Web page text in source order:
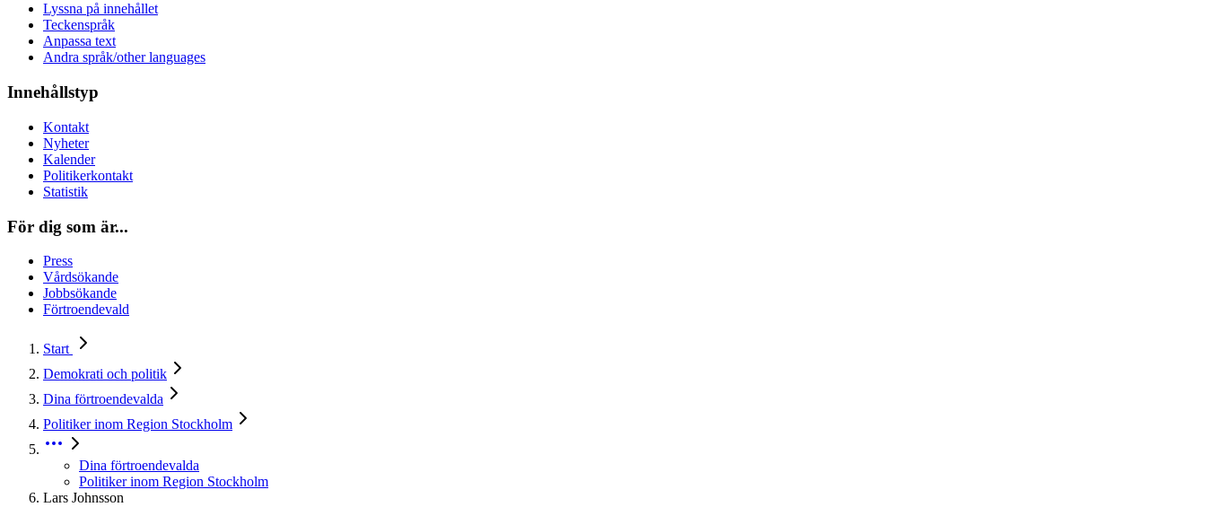
Lyssna på innehållet
Teckenspråk
Anpassa text
Andra språk/other languages
Innehållstyp
Kontakt
Nyheter
Kalender
Politikerkontakt
Statistik
För dig som är...
Press
Vårdsökande
Jobbsökande
Förtroendevald
Start
Demokrati och politik
Dina förtroendevalda
Politiker inom Region Stockholm
Dina förtroendevalda
Politiker inom Region Stockholm
Lars Johnsson